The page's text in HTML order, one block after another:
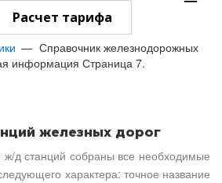
Расчет тарифа
Справочник железнодорожных
информация Страница 7.
железных дорог
ж/д станций собраны все необходимые
характера: точное название